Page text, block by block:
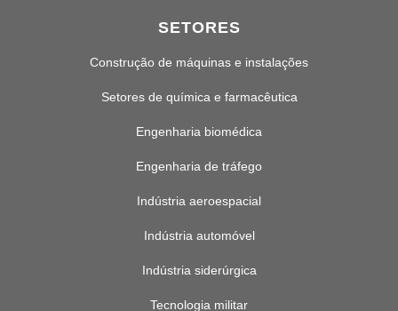
SETORES
Construção de máquinas e instalações
Setores de química e farmacêutica
Engenharia biomédica
Engenharia de tráfego
Indústria aeroespacial
Indústria automóvel
Indústria siderúrgica
Tecnologia militar